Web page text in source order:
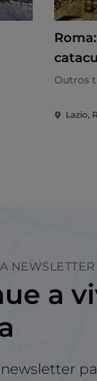
Outros
Lazio,
NEWSLETTER
a